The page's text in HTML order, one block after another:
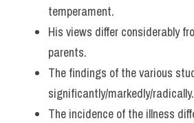
temperament.
His views differ considerably
parents.
The findings of the various
significantly/markedly/radically.
The incidence of the illness